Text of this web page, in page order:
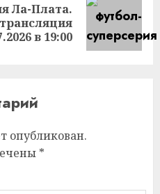
Ла-Плата.
в 19:00
опубликован.
*